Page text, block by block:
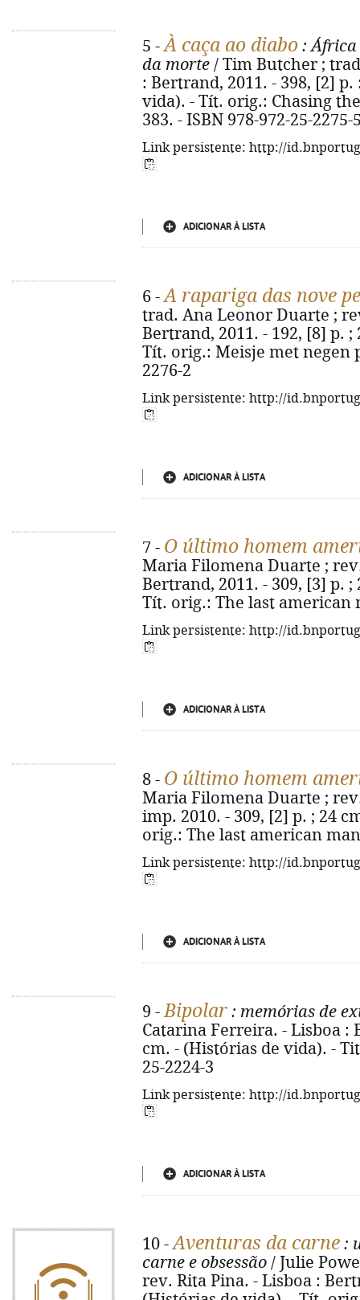
5 -À caça ao diabo : África
da morte / Tim Butcher ;
: Bertrand, 2011. - 398, [2]
vida). - Tít. orig.: Chasing
383. - ISBN 978-972-25-2275-
Link persistente: http://
ADICIONAR À LISTA
6 -A rapariga das nove
trad. Ana Leonor Duarte ;
Bertrand, 2011. - 192, [8] p.
Tít. orig.: Meisje met negen
2276-2
Link persistente: http://
ADICIONAR À LISTA
7 - O último homem
Maria Filomena Duarte ;
Bertrand, 2011. - 309, [3] p.
Tít. orig.: The last american
Link persistente: http://
ADICIONAR À LISTA
8 - O último homem
Maria Filomena Duarte ;
imp. 2010. - 309, [2] p. ; 24
orig.: The last american
Link persistente: http://
ADICIONAR À LISTA
9 -Bipolar : memórias de
Catarina Ferreira. - Lisboa :
cm. - (Histórias de vida). -
25-2224-3
Link persistente: http://
ADICIONAR À LISTA
10 -Aventuras da carne :
carne e obsessão / Julie
rev. Rita Pina. - Lisboa :